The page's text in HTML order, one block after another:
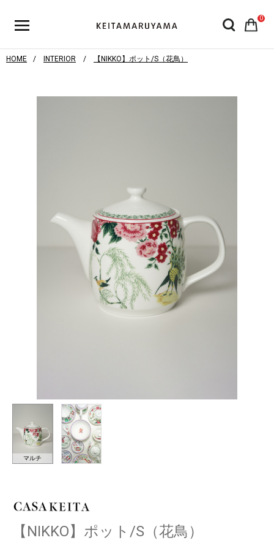
0
HOME INTERIOR 【NIKKO】ポット/S（花鳥）
マルチ
【NIKKO】ポット/S（花鳥）